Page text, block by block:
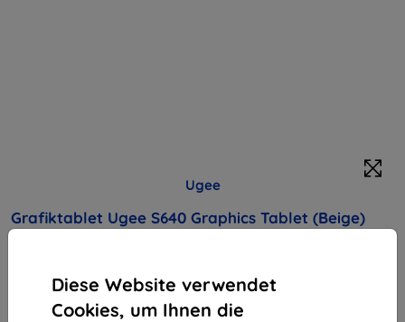
Diese Website verwendet
Cookies, um Ihnen die
Ugee
Grafiktablet Ugee S640 Graphics Tablet (Beige)
34,90 €
31,42 €